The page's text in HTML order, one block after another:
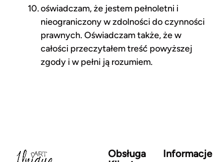
oświadczam, że jestem pełnoletni i
nieograniczony w zdolności do czynności
prawnych. Oświadczam także, że w
całości przeczytałem treść́ powyższej
zgody i w pełni ją rozumiem.
Obsługa
Informacje